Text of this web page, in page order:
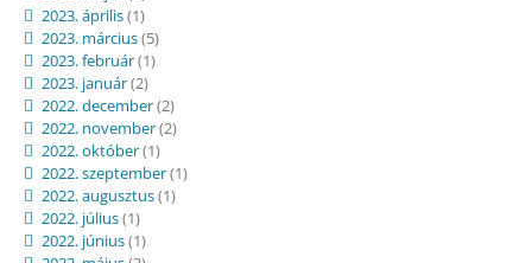
2023. április(1)
2023. március(5)
2023. február(1)
2023. január(2)
2022. december(2)
2022. november(2)
2022. október(1)
2022. szeptember(1)
2022. augusztus(1)
2022. július(1)
2022. június(1)